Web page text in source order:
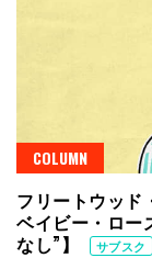
COLUMN
フリートウッド
ベイビー・ロー
なし”】
サブスク